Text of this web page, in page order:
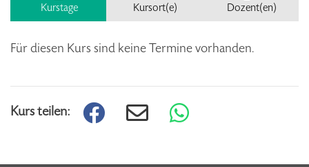
Kurstage Kursort(e) Dozent(en)
Für diesen Kurs sind keine Termine vorhanden.
Kurs teilen: